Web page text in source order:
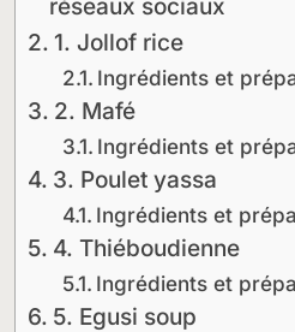
réseaux sociaux
1. Jollof rice
Ingrédients et
2. Mafé
Ingrédients et
3. Poulet yassa
Ingrédients et
4. Thiéboudienne
Ingrédients et
5. Egusi soup